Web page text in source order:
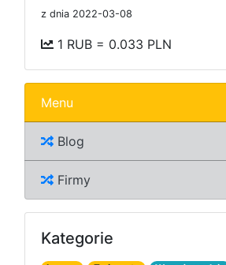
z dnia 2022-03-08
1 RUB = 0.033 PLN
Menu
Blog
Firmy
Kategorie